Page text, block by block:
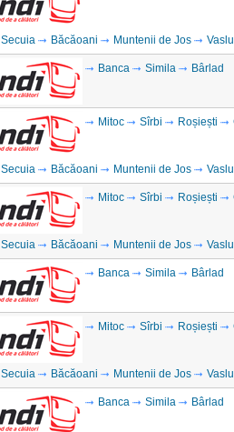
Secuia Băcăoani Muntenii de Jos
Banca Simila Bârlad
Mitoc Sîrbi Roșiești
Secuia Băcăoani Muntenii de Jos
Mitoc Sîrbi Roșiești
Secuia Băcăoani Muntenii de Jos
Banca Simila Bârlad
Mitoc Sîrbi Roșiești
Secuia Băcăoani Muntenii de Jos
Banca Simila Bârlad